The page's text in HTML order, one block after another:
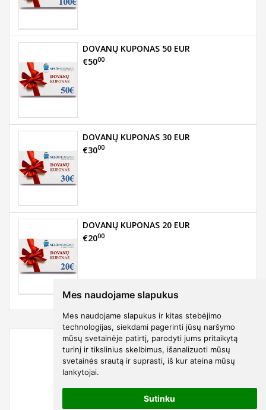
Mes naudojame slapukus
Mes naudojame slapukus ir kitas stebėjimo
technologijas, siekdami pagerinti jūsų naršymo
mūsų svetainėje patirtį, parodyti jums pritaikytą
turinį ir tikslinius skelbimus, išanalizuoti mūsų
svetainės srautą ir suprasti, iš kur ateina mūsų
lankytojai.
Sutinku
DOVANŲ KUPONAS 50 EUR
€5000
DOVANŲ KUPONAS 30 EUR
€3000
DOVANŲ KUPONAS 20 EUR
€2000